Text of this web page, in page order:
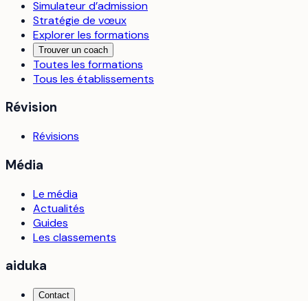
Simulateur d’admission
Stratégie de vœux
Explorer les formations
Trouver un coach
Toutes les formations
Tous les établissements
Révision
Révisions
Média
Le média
Actualités
Guides
Les classements
aiduka
Contact